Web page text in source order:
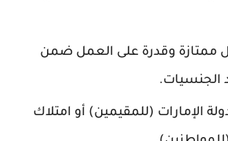
ممتازة وقدرة على العمل ضمن
الجنسيات.
الإمارات (للمقيمين) أو امتلاك